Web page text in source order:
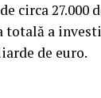
circa
totală a
de euro.